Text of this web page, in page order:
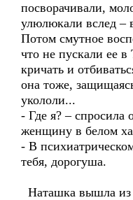
посворачивали,
улюлюкали вслед –
Потом смутное
что не пускали ее
кричать и
она тоже,
укололи...
- Где я? –
женщину в белом
- В
тебя, дорогуша.
Наташка вышла из